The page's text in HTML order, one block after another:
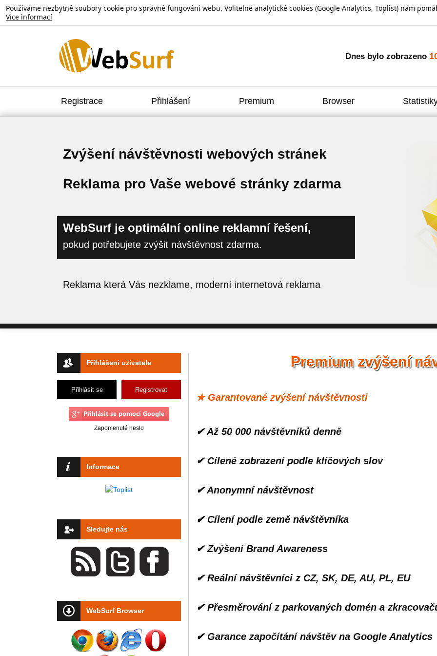
Používáme nezbytné soubory cookie pro správné fungování webu. Volitelné analytické cookies (Google Analytics, Toplist) nám
Více informací
Dnes bylo zobrazeno
Registrace Přihlášení Premium Browser
Zvýšení návštěvnosti webových stránek
Reklama pro Vaše webové stránky zdarma
WebSurf je optimální online reklamní řešení,
pokud potřebujete zvýšit návštěvnost zdarma.
Reklama která Vás nezklame, moderní internetová reklama
Přihlášení uživatele
Přihlásit se Registrovat
Zapomenuté heslo
Informace
Sledujte nás
WebSurf Browser
Premium zvýšení
★ Garantované zvýšení návštěvnosti
✔ Až 50 000 návštěvníků denně
✔ Cílené zobrazení podle klíčových slov
✔ Anonymní návštěvnost
✔ Cílení podle země návštěvníka
✔ Zvýšení Brand Awareness
✔ Reální návštěvníci z CZ, SK, DE, AU, PL, EU
✔ Přesměrování z parkovaných domén a
✔ Garance započítání návštěv na Google Analytics